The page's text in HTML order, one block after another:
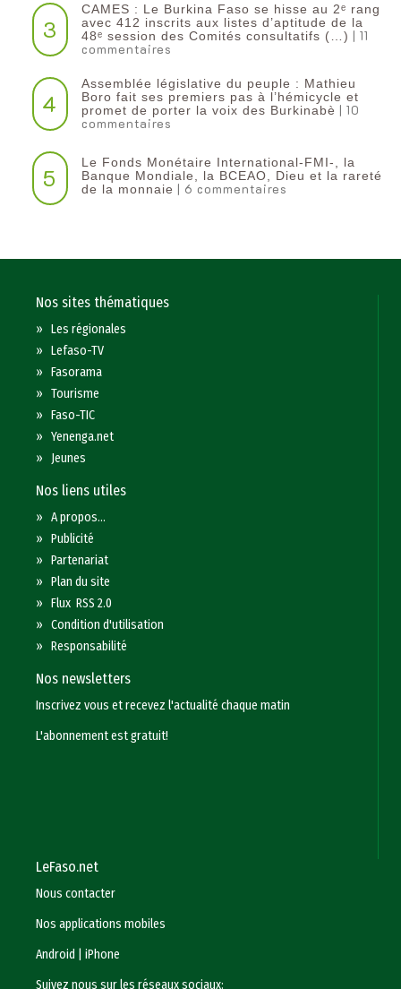
3
CAMES : Le Burkina Faso se hisse au 2ᵉ rang
avec 412 inscrits aux listes d’aptitude de la
48ᵉ session des Comités consultatifs (…) | 11
commentaires
4
Assemblée législative du peuple : Mathieu
Boro fait ses premiers pas à l’hémicycle et
promet de porter la voix des Burkinabè | 10
commentaires
5
Le Fonds Monétaire International-FMI-, la
Banque Mondiale, la BCEAO, Dieu et la rareté
de la monnaie | 6 commentaires
Nos sites thématiques
»Les régionales
»Lefaso-TV
»Fasorama
»Tourisme
»Faso-TIC
»Yenenga.net
» Jeunes
Nos liens utiles
»A propos...
»Publicité
»Partenariat
»Plan du site
»Flux RSS 2.0
»Condition d'utilisation
»Responsabilité
Nos newsletters
Inscrivez vous et recevez l'actualité chaque matin
L'abonnement est gratuit!
LeFaso.net
Nous contacter
Nos applications mobiles
Android
|iPhone
Suivez nous sur les réseaux sociaux: